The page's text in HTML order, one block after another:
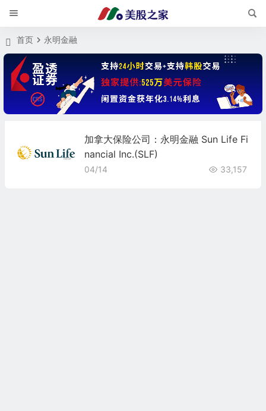
首页 永明金融
加拿大保险公司：永明金融 Sun Life Fi
nancial Inc.(SLF)
04/14 33,157